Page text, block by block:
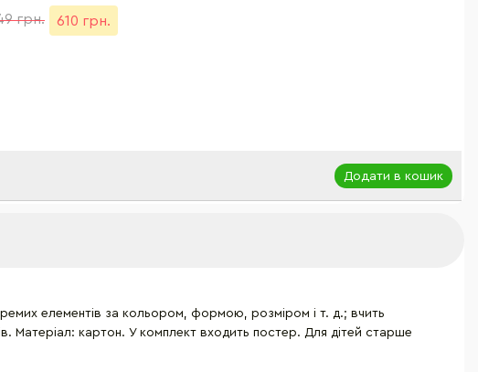
грн. 610 грн.
Додати в кошик
елементів за кольором, формою, розміром і т. д.; вчить
Матеріал: картон. У комплект входить постер. Для дітей старше